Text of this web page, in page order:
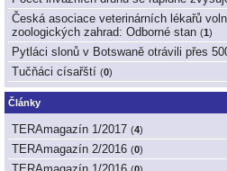
Česká asociace veterinárních lékařů
zoologických zahrad: Odborné stan (1)
Pytláci slonů v Botswaně otrávili přes
Tučňáci císařští (0)
Články
TERAmagazín 1/2017 (4)
TERAmagazín 2/2016 (0)
(0)